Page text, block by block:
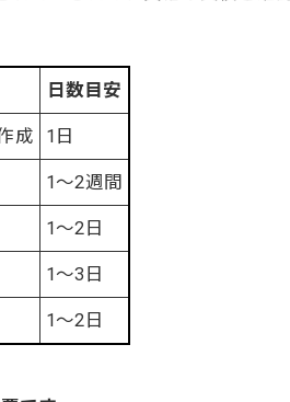
日数目安
成 1日
1〜2週間
1〜2日
1〜3日
1〜2日